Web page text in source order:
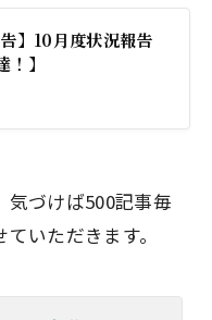
】10月度状況報告
】
気づけば500記事毎
いただきます。